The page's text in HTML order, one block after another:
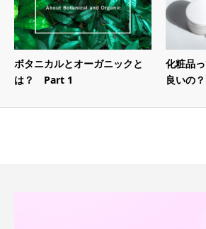
ボタニカルとオーガニックと
は？ Part 1
化粧品
良いの？